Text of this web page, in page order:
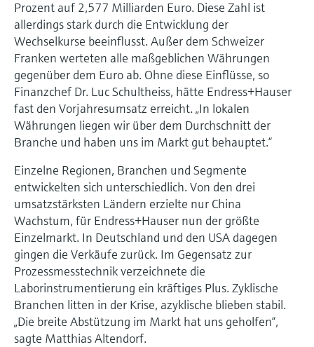
Prozent auf 2,577 Milliarden Euro. Diese Zahl ist
allerdings stark durch die Entwicklung der
Wechselkurse beeinflusst. Außer dem Schweizer
Franken werteten alle maßgeblichen Währungen
gegenüber dem Euro ab. Ohne diese Einflüsse, so
Finanzchef Dr. Luc Schultheiss, hätte Endress+Hauser
fast den Vorjahresumsatz erreicht. „In lokalen
Währungen liegen wir über dem Durchschnitt der
Branche und haben uns im Markt gut behauptet.“
Einzelne Regionen, Branchen und Segmente
entwickelten sich unterschiedlich. Von den drei
umsatzstärksten Ländern erzielte nur China
Wachstum, für Endress+Hauser nun der größte
Einzelmarkt. In Deutschland und den USA dagegen
gingen die Verkäufe zurück. Im Gegensatz zur
Prozessmesstechnik verzeichnete die
Laborinstrumentierung ein kräftiges Plus. Zyklische
Branchen litten in der Krise, azyklische blieben stabil.
„Die breite Abstützung im Markt hat uns geholfen“,
sagte Matthias Altendorf.